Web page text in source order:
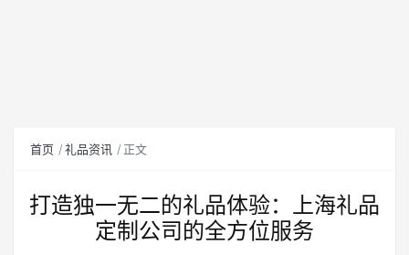
首页 礼品资讯 正文
打造独一无二的礼品体验：上海礼品
定制公司的全方位服务